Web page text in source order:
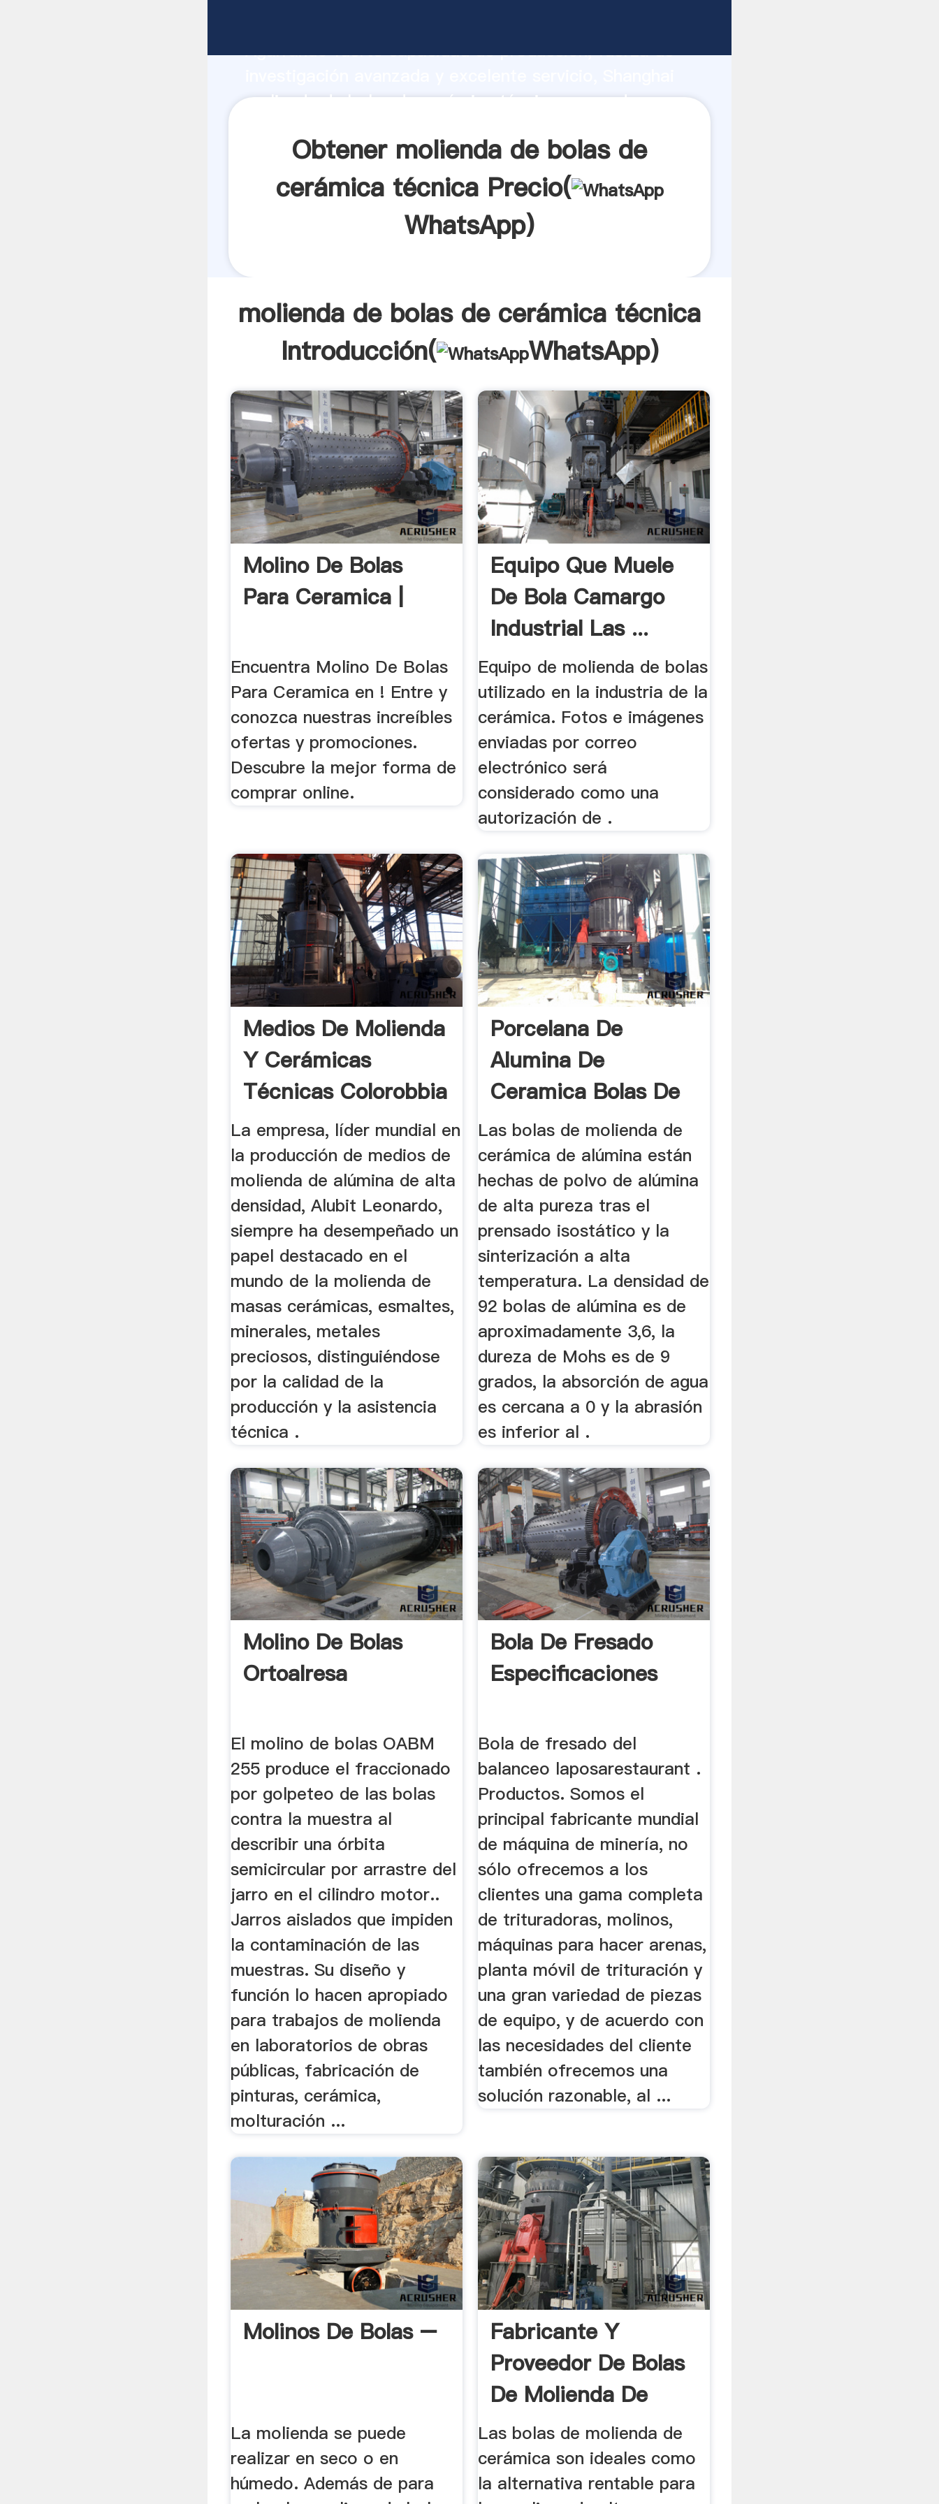
Agarrando fuerte capacidad de producción, fuerza de
molienda de bolas de cerámica técnica proveedor crea
Obtener molienda de bolas de
cerámica técnica Precio(
WhatsApp)
molienda de bolas de cerámica técnica
Introducción(
WhatsApp)
Molino De Bolas
Para Ceramica |
Encuentra Molino De Bolas
Para Ceramica en ! Entre y
conozca nuestras increíbles
ofertas y promociones.
Descubre la mejor forma de
comprar online.
Equipo Que Muele
De Bola Camargo
Industrial Las ...
Equipo de molienda de bolas
utilizado en la industria de la
cerámica. Fotos e imágenes
enviadas por correo
electrónico será
considerado como una
autorización de .
Medios De Molienda
Y Cerámicas
Técnicas Colorobbia
...
La empresa, líder mundial en
la producción de medios de
molienda de alúmina de alta
densidad, Alubit Leonardo,
siempre ha desempeñado un
papel destacado en el
mundo de la molienda de
masas cerámicas, esmaltes,
minerales, metales
preciosos, distinguiéndose
por la calidad de la
producción y la asistencia
técnica .
Porcelana De
Alumina De
Ceramica Bolas De
Molienda
Las bolas de molienda de
cerámica de alúmina están
hechas de polvo de alúmina
de alta pureza tras el
prensado isostático y la
sinterización a alta
temperatura. La densidad de
92 bolas de alúmina es de
aproximadamente 3,6, la
dureza de Mohs es de 9
grados, la absorción de agua
es cercana a 0 y la abrasión
es inferior al .
Molino De Bolas
Ortoalresa
El molino de bolas OABM
255 produce el fraccionado
por golpeteo de las bolas
contra la muestra al
describir una órbita
semicircular por arrastre del
jarro en el cilindro motor..
Jarros aislados que impiden
la contaminación de las
muestras. Su diseño y
función lo hacen apropiado
para trabajos de molienda
en laboratorios de obras
públicas, fabricación de
pinturas, cerámica,
molturación ...
Bola De Fresado
Especificaciones
Bola de fresado del
balanceo laposarestaurant .
Productos. Somos el
principal fabricante mundial
de máquina de minería, no
sólo ofrecemos a los
clientes una gama completa
de trituradoras, molinos,
máquinas para hacer arenas,
planta móvil de trituración y
una gran variedad de piezas
de equipo, y de acuerdo con
las necesidades del cliente
también ofrecemos una
solución razonable, al ...
Molinos De Bolas –
La molienda se puede
realizar en seco o en
húmedo. Además de para
Fabricante Y
Proveedor De Bolas
De Molienda De
Cerámica Minera
Las bolas de molienda de
cerámica son ideales como
la alternativa rentable para